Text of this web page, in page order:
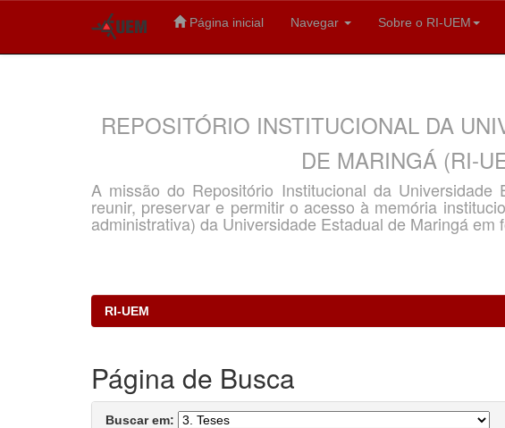
Página inicial Navegar Sobre o RI-UEM
REPOSITÓRIO INSTITUCIONAL DA
DE MARINGÁ (RI-
A missão do Repositório Institucional da Universidade
reunir, preservar e permitir o acesso à memória
administrativa) da Universidade Estadual de Maringá em
RI-UEM
Página de Busca
Buscar em: